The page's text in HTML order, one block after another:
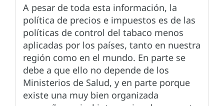
A pesar de toda esta información, la
política de precios e impuestos es de las
políticas de control del tabaco menos
aplicadas por los países, tanto en nuestra
región como en el mundo. En parte se
debe a que ello no depende de los
Ministerios de Salud, y en parte porque
existe una muy bien organizada